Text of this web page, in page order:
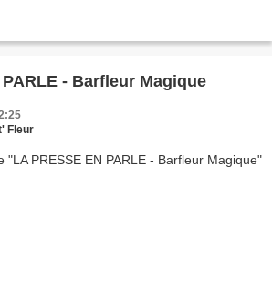
PARLE - Barfleur Magique
Fleur